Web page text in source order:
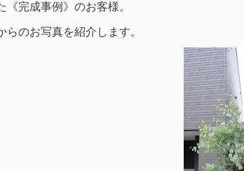
《完成事例》のお客様。
らのお写真を紹介します。